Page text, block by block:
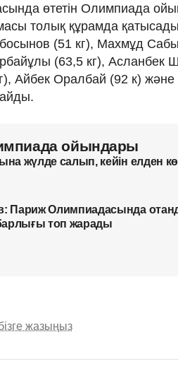
өтетін Олимпиада
толық құрамда
(51 кг), Махмұд
(63,5 кг), Асланбек
Айбек Оралбай (92 к)
ойындары
жүлде салып, кейін елден
Париж Олимпиадасында
топ жарады
жазыңыз